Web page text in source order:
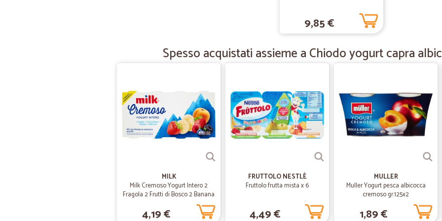
Perfetto nei tempi di
Perfetto nei tempi di consegna e
Precisi e accorti al cliente.
Precisi e accorti al cliente. Grazie
—Silvia beatriz
tutto ok
9,85 €
Spesso acquistati assieme a Chiodo yogurt capra
MILK
Milk Cremoso Yogurt Intero 2
Fragola 2 Frutti di Bosco 2 Banana
4,19 €
FRUTTOLO NESTLÈ
Fruttolo frutta mista x 6
4,49 €
MULLER
Muller Yogurt pesca albicocca
cremoso gr.125x2
1,89 €